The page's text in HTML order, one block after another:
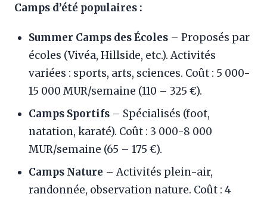
Camps d’été populaires :
Summer Camps des Écoles – Proposés par
écoles (Vivéa, Hillside, etc.). Activités
variées : sports, arts, sciences. Coût : 5 000-
15 000 MUR/semaine (110 – 325 €).
Camps Sportifs – Spécialisés (foot,
natation, karaté). Coût : 3 000-8 000
MUR/semaine (65 – 175 €).
Camps Nature – Activités plein-air,
randonnée, observation nature. Coût : 4